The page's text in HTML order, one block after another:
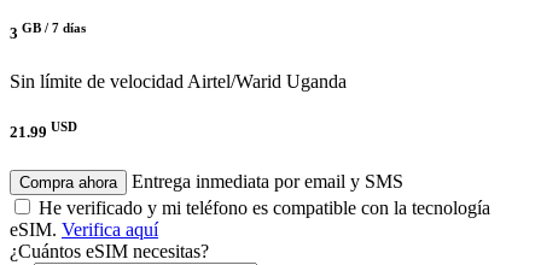
3 GB / 7 días
Sin límite de velocidad Airtel/Warid Uganda
21.99 USD
Compra ahora
Entrega inmediata por email y SMS
He verificado y mi teléfono es compatible con la tecnología
eSIM. Verifica aquí
¿Cuántos eSIM necesitas?